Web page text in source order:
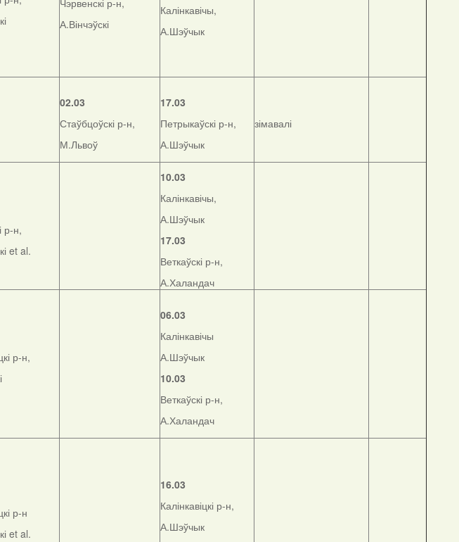
Чэрвенскі р-н,
А.Вінчэўскі
Калінкавічы,
А.Шэўчык
02.03
Стаўбцоўскі р-н,
М.Львоў
17.03
Петрыкаўскі р-н,
А.Шэўчык
зімавалі
р-н,
et al.
10.03
Калінкавічы,
А.Шэўчык
17.03
Веткаўскі р-н,
А.Халандач
р-н,
06.03
Калінкавічы
А.Шэўчык
10.03
Веткаўскі р-н,
А.Халандач
р-н
et al.
16.03
Калінкавіцкі р-н,
А.Шэўчык